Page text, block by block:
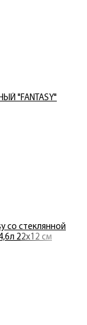
"FANTASY"
со стеклянной
22х12 см